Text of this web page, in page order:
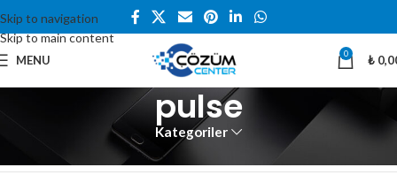
Skip to navigation
Skip to main content
MENU 0 ₺
pulse
Kategoriler
Ürünler “pulse” olarak etiketlendi Tek bir sonuç gösteriliyor